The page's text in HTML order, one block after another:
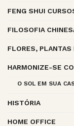
FENG SHUI
FILOSOFIA
FLORES, PLANTAS
HARMONIZE-SE
O SOL EM SUA
HISTÓRIA
HOME OFFICE